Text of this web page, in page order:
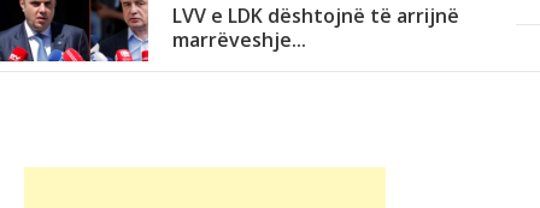
LVV e LDK dështojnë të arrijnë
marrëveshje...